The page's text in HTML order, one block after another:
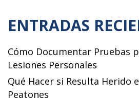
ENTRADAS
Cómo Documentar Pruebas
Lesiones Personales
Qué Hacer si Resulta Herido
Peatones